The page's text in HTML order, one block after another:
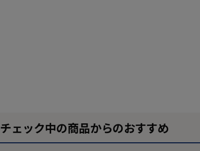
チェック中の商品からのおすすめ